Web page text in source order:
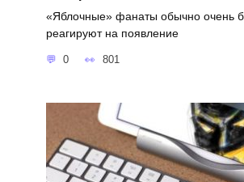
«Яблочные» фанаты обычно очень
реагируют на появление
0 801